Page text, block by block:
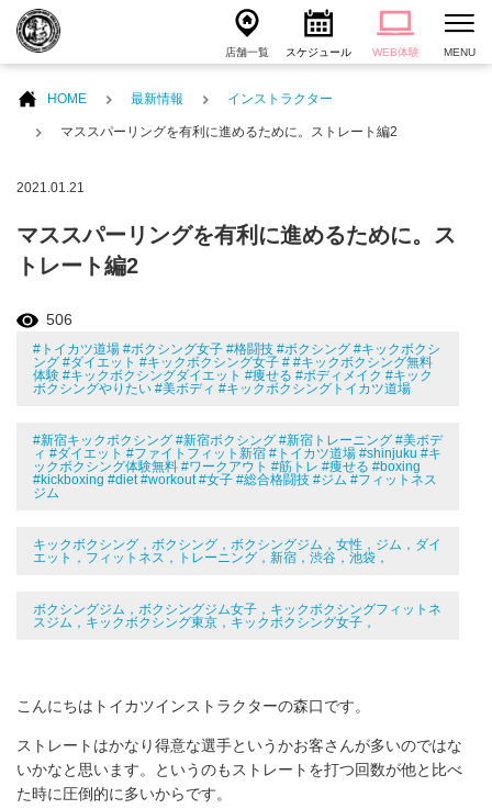
店舗一覧 スケジュール WEB体験 MENU
HOME 最新情報 インストラクター
マススパーリングを有利に進めるために。ストレート編2
2021.01.21
マススパーリングを有利に進めるために。ス
トレート編2
506
#トイカツ道場 #ボクシング女子 #格闘技 #ボクシング #キックボクシ
ング #ダイエット #キックボクシング女子 # #キックボクシング無料
体験 #キックボクシングダイエット #痩せる #ボディメイク #キック
ボクシングやりたい #美ボディ #キックボクシングトイカツ道場
#新宿キックボクシング #新宿ボクシング #新宿トレーニング #美ボデ
ィ #ダイエット #ファイトフィット新宿 #トイカツ道場 #shinjuku #キ
ックボクシング体験無料 #ワークアウト #筋トレ #痩せる #boxing
#kickboxing #diet #workout #女子 #総合格闘技 #ジム #フィットネス
ジム
キックボクシング，ボクシング，ボクシングジム，女性，ジム，ダイ
エット，フィットネス，トレーニング，新宿，渋谷，池袋，
ボクシングジム，ボクシングジム女子，キックボクシングフィットネ
スジム，キックボクシング東京，キックボクシング女子，
こんにちはトイカツインストラクターの森口です。
ストレートはかなり得意な選手というかお客さんが多いのではな
いかなと思います。というのもストレートを打つ回数が他と比べ
た時に圧倒的に多いからです。